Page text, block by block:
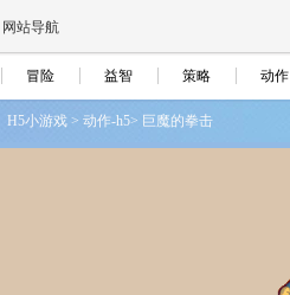
网站导航
冒险 益智 策略 动作
H5小游戏 > 动作-h5> 巨魔的拳击